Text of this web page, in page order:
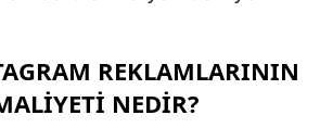
REKLAMLARININ
NEDIR?